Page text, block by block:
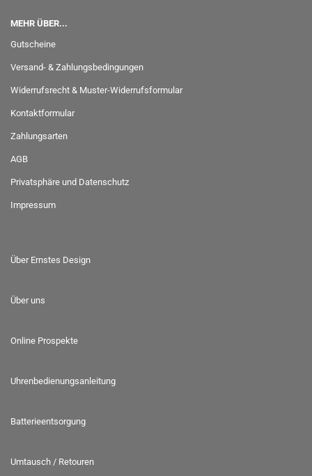
MEHR ÜBER...
Gutscheine
Versand- & Zahlungsbedingungen
Widerrufsrecht & Muster-Widerrufsformular
Kontaktformular
Zahlungsarten
AGB
Privatsphäre und Datenschutz
Impressum
Über Ernstes Design
Über uns
Online Prospekte
Uhrenbedienungsanleitung
Batterieentsorgung
Umtausch / Retouren